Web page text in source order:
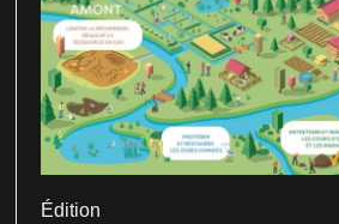
Édition